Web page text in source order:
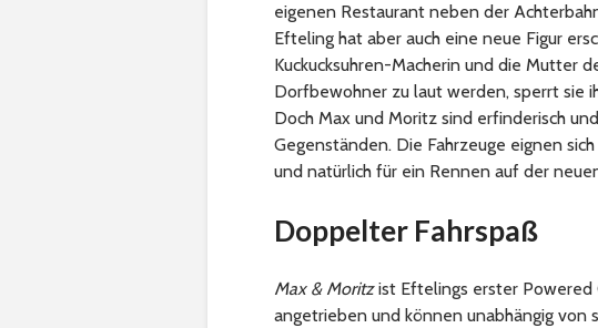
eigenen Restaurant neben der
Efteling hat aber auch eine neue Figur
Kuckucksuhren-Macherin und die Mutter
Dorfbewohner zu laut werden, sperrt sie
Doch Max und Moritz sind erfinderisch
Gegenständen. Die Fahrzeuge eignen
und natürlich für ein Rennen auf der
Doppelter Fahrspaß
Max & Moritzist Eftelings erster Powered
angetrieben und können unabhängig